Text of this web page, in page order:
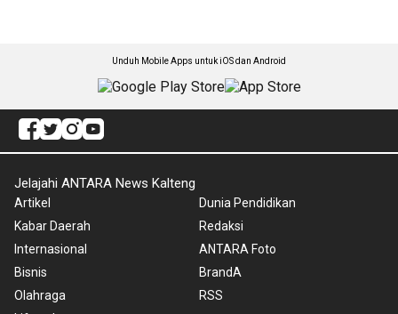
Unduh Mobile Apps untuk iOS dan Android
Jelajahi ANTARA News Kalteng
Artikel
Kabar Daerah
Internasional
Bisnis
Olahraga
Dunia Pendidikan
Redaksi
ANTARA Foto
BrandA
RSS